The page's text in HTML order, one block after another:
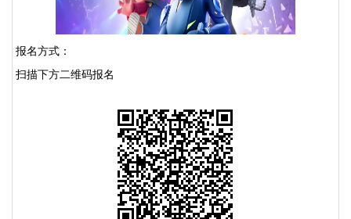
报名方式：
扫描下方二维码报名